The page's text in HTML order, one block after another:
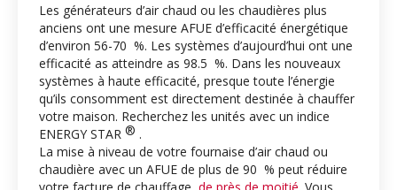
Les générateurs d’air chaud ou les chaudières plus
anciens ont une mesure AFUE d’efficacité énergétique
d’environ 56-70 %. Les systèmes d’aujourd’hui ont une
efficacité as atteindre as 98.5 %. Dans les nouveaux
systèmes à haute efficacité, presque toute l’énergie
qu’ils consomment est directement destinée à chauffer
votre maison. Recherchez les unités avec un indice
ENERGY STAR ® .
La mise à niveau de votre fournaise d’air chaud ou
chaudière avec un AFUE de plus de 90 % peut réduire